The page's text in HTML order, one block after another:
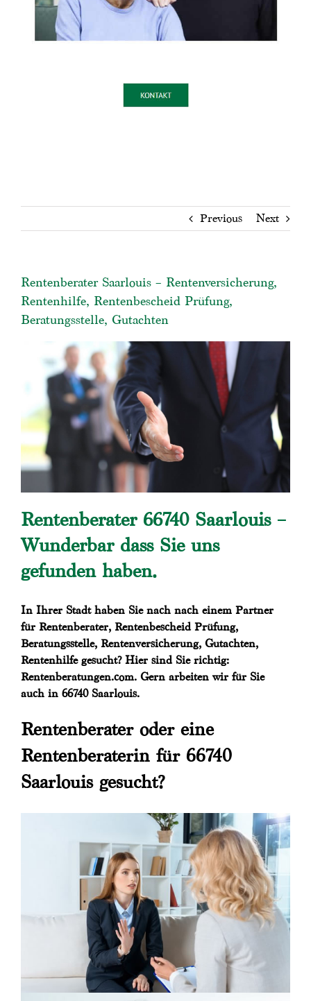
Previous Next
Rentenberater Saarlouis – Rentenversicherung,
Rentenhilfe, Rentenbescheid Prüfung,
Beratungsstelle, Gutachten
Rentenberater 66740 Saarlouis –
Wunderbar dass Sie uns
gefunden haben.
In Ihrer Stadt haben Sie nach nach einem Partner
für Rentenberater, Rentenbescheid Prüfung,
Beratungsstelle, Rentenversicherung, Gutachten,
Rentenhilfe gesucht? Hier sind Sie richtig:
Rentenberatungen.com. Gern arbeiten wir für Sie
auch in 66740 Saarlouis.
Rentenberater oder eine
Rentenberaterin für 66740
Saarlouis gesucht?